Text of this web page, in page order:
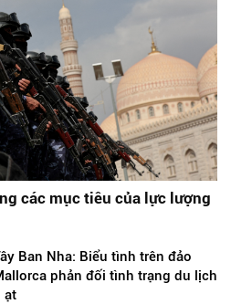
các mục tiêu của lực lượng
Ban Nha: Biểu tình trên đảo
phản đối tình trạng du lịch
ạt